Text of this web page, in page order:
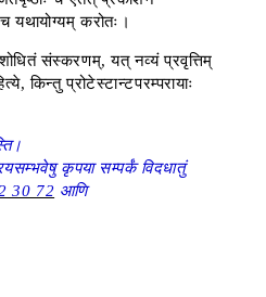
च यथायोग्यम् करोतः।
संस्करणम्, यत् नव्यं प्रवृत्तिम्
किन्तु प्रोटेस्टान्टपरम्परायाः
कृपया सम्पर्कं विदधातुं
30 72 आणि